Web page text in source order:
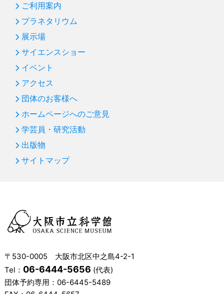
ご利用案内
プラネタリウム
展示場
サイエンスショー
イベント
アクセス
団体のお客様へ
ホームページへのご意見
学芸員・研究活動
出版物
サイトマップ
〒530-0005 大阪市北区中之島4-2-1
Tel： 06-6444-5656 (代表)
団体予約専用： 06-6445-5489